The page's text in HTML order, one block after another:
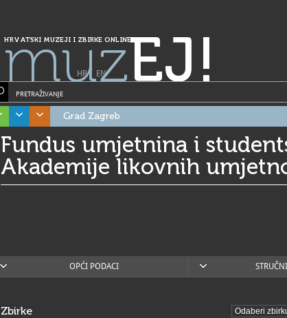
HRVATSKI MUZEJI I ZBIRKE ONLINE
muzEJ!
HR| EN
PRETRAŽIVANJE
Grad Zagreb
Fundus umjetnina i
Akademije likovnih
OPĆI PODACI
Zbirke